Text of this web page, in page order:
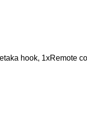
hook, 1xRemote